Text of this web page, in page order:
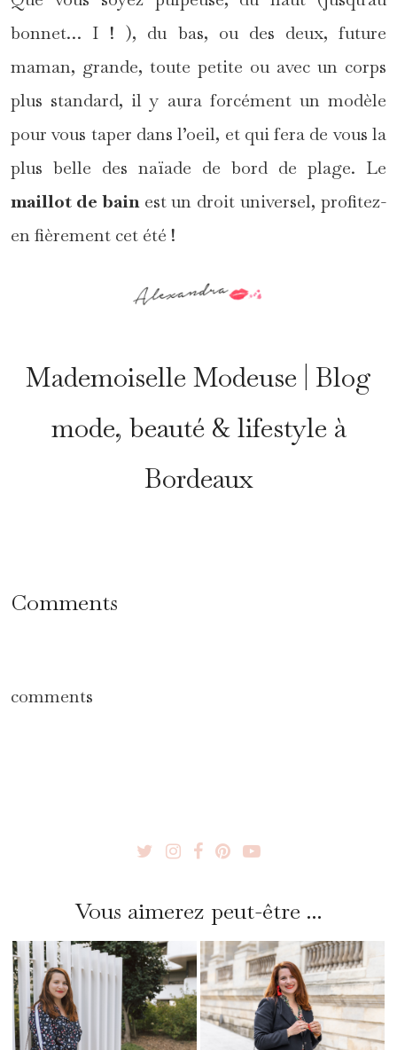
bonnet… I ! ), du bas, ou des deux, future
maman, grande, toute petite ou avec un corps
plus standard, il y aura forcément un modèle
pour vous taper dans l’oeil, et qui fera de vous la
plus belle des naïade de bord de plage. Le
maillot de bainest un droit universel, profitez-
en fièrement cet été !
Mademoiselle Modeuse | Blog
mode, beauté & lifestyle à
Bordeaux
Comments
comments
Vous aimerez peut-être ...